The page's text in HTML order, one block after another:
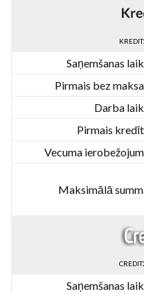
Saņemšanas
Pirmais bez
Darba
Pirmais
Vecuma
Maksimālā
Saņemšanas